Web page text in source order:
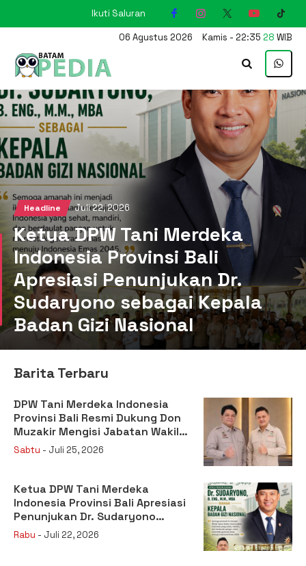
Ikuti Saluran
06 Agustus 2026 Kamis -22:35 29 WIB
Headline Juli 22, 2026
Ketua DPW Tani Merdeka
Indonesia Provinsi Bali
Apresiasi Penunjukan Dr.
Sudaryono sebagai Kepala
Badan Gizi Nasional
Barita Terbaru
DPW Tani Merdeka Indonesia
Provinsi Bali Resmi Dukung Don
Muzakir Mengisi Jabatan Wakil
Menteri Pertanian RI
Sabtu - Juli 25, 2026
Ketua DPW Tani Merdeka
Indonesia Provinsi Bali Apresiasi
Penunjukan Dr. Sudaryono
sebagai Kepala Badan Gizi
Rabu - Juli 22, 2026